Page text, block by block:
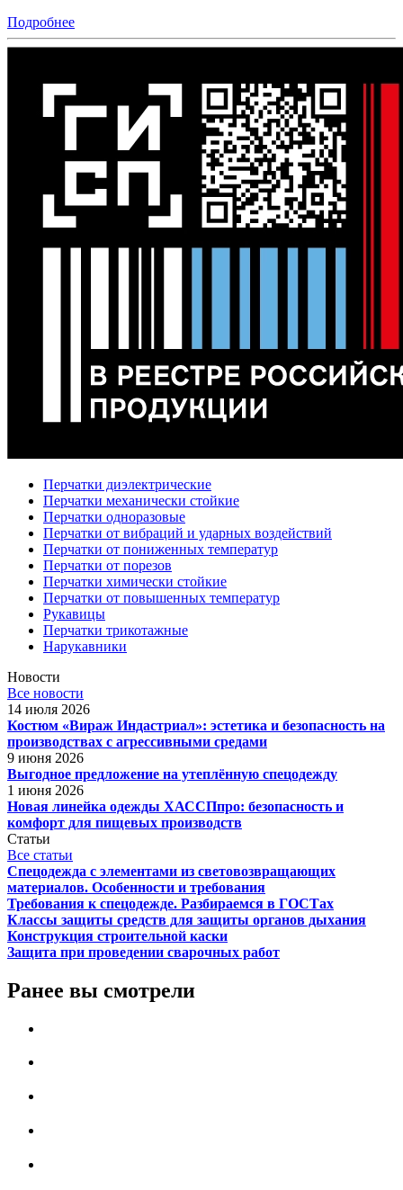
Подробнее
Перчатки диэлектрические
Перчатки механически стойкие
Перчатки одноразовые
Перчатки от вибраций и ударных воздействий
Перчатки от пониженных температур
Перчатки от порезов
Перчатки химически стойкие
Перчатки от повышенных температур
Рукавицы
Перчатки трикотажные
Нарукавники
Новости
Все новости
14 июля 2026
Костюм «Вираж Индастриал»: эстетика и безопасность на
производствах с агрессивными средами
9 июня 2026
Выгодное предложение на утеплённую спецодежду
1 июня 2026
Новая линейка одежды ХАССПпро: безопасность и
комфорт для пищевых производств
Статьи
Все статьи
Спецодежда с элементами из световозвращающих
материалов. Особенности и требования
Требования к спецодежде. Разбираемся в ГОСТах
Классы защиты средств для защиты органов дыхания
Конструкция строительной каски
Защита при проведении сварочных работ
Ранее вы смотрели